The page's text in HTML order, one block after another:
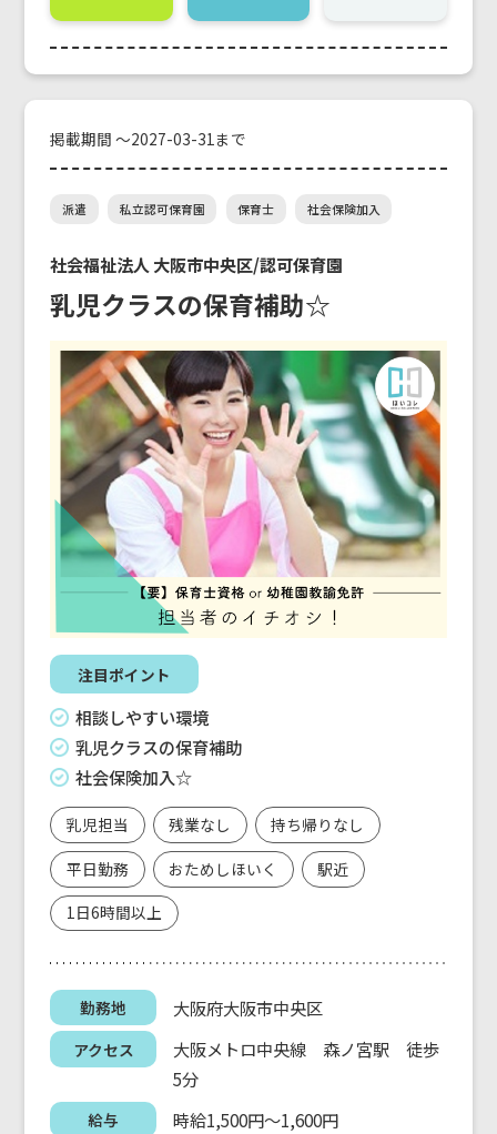
掲載期間 ～2027-03-31まで
派遣 私立認可保育園 保育士 社会保険加入
社会福祉法人 大阪市中央区/認可保育園
乳児クラスの保育補助☆
注目ポイント
相談しやすい環境
乳児クラスの保育補助
社会保険加入☆
乳児担当 残業なし
持ち帰りなし
平日勤務
おためしほいく
駅近
1日6時間以上
勤務地 大阪府大阪市中央区
アクセス
大阪メトロ中央線 森ノ宮駅 徒歩
5分
給与 時給1,500円～1,600円